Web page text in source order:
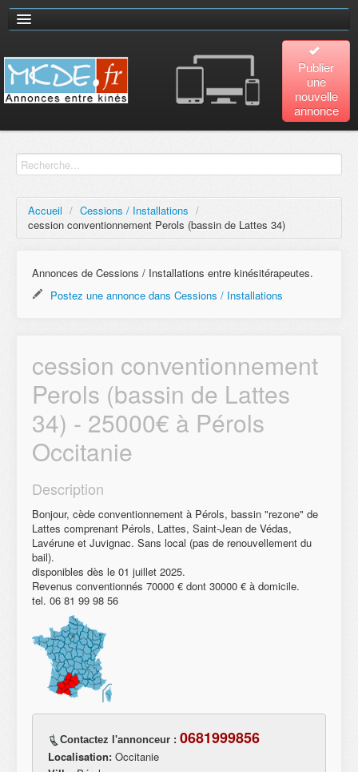
Publier
une
nouvelle
annonce
Accueil / Cessions / Installations /
cession conventionnement Perols (bassin de Lattes 34)
Annonces de Cessions / Installations entre kinésitérapeutes.
Postez une annonce dans Cessions / Installations
cession conventionnement
Perols (bassin de Lattes
34) - 25000€ à Pérols
Occitanie
Description
Bonjour, cède conventionnement à Pérols, bassin "rezone" de
Lattes comprenant Pérols, Lattes, Saint-Jean de Védas,
Lavérune et Juvignac. Sans local (pas de renouvellement du
bail).
disponibles dès le 01 juillet 2025.
Revenus conventionnés 70000 € dont 30000 € à domicile.
tel. 06 81 99 98 56
Contactez l'annonceur : 0681999856
Localisation: Occitanie